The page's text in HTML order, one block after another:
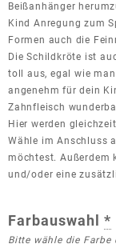
Beißanhänger
Kind Anregung zum
Formen auch die
Die Schildkröte ist
toll aus, egal wie
angenehm für dein
Zahnfleisch
Hier werden
Wähle im Anschluss
möchtest. Außerdem
und/oder eine
Farbauswahl *
Bitte wähle die Farbe